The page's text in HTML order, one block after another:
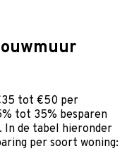
tot €50 per
tot 35% besparen
In de tabel hieronder
per soort woning: